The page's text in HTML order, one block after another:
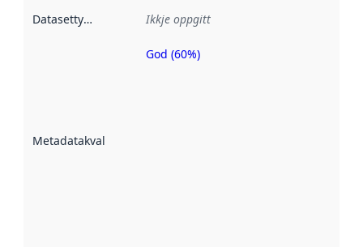
Datasettype Ikkje oppgitt
Metadatakvalitet
Metadatakvalitet
God (60%)